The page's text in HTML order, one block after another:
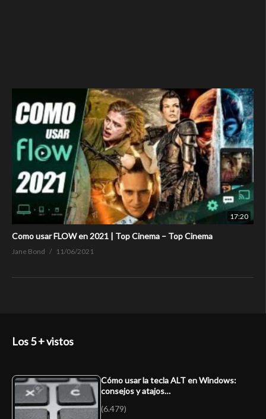
17:20
Como usar FLOW en 2021 | Top Cinema – Top Cinema
Jane Bond 11/06/2021
Los 5 + vistos
Cómo usar la tecla ALT en Windows:
consejos y atajos…
(6.479)